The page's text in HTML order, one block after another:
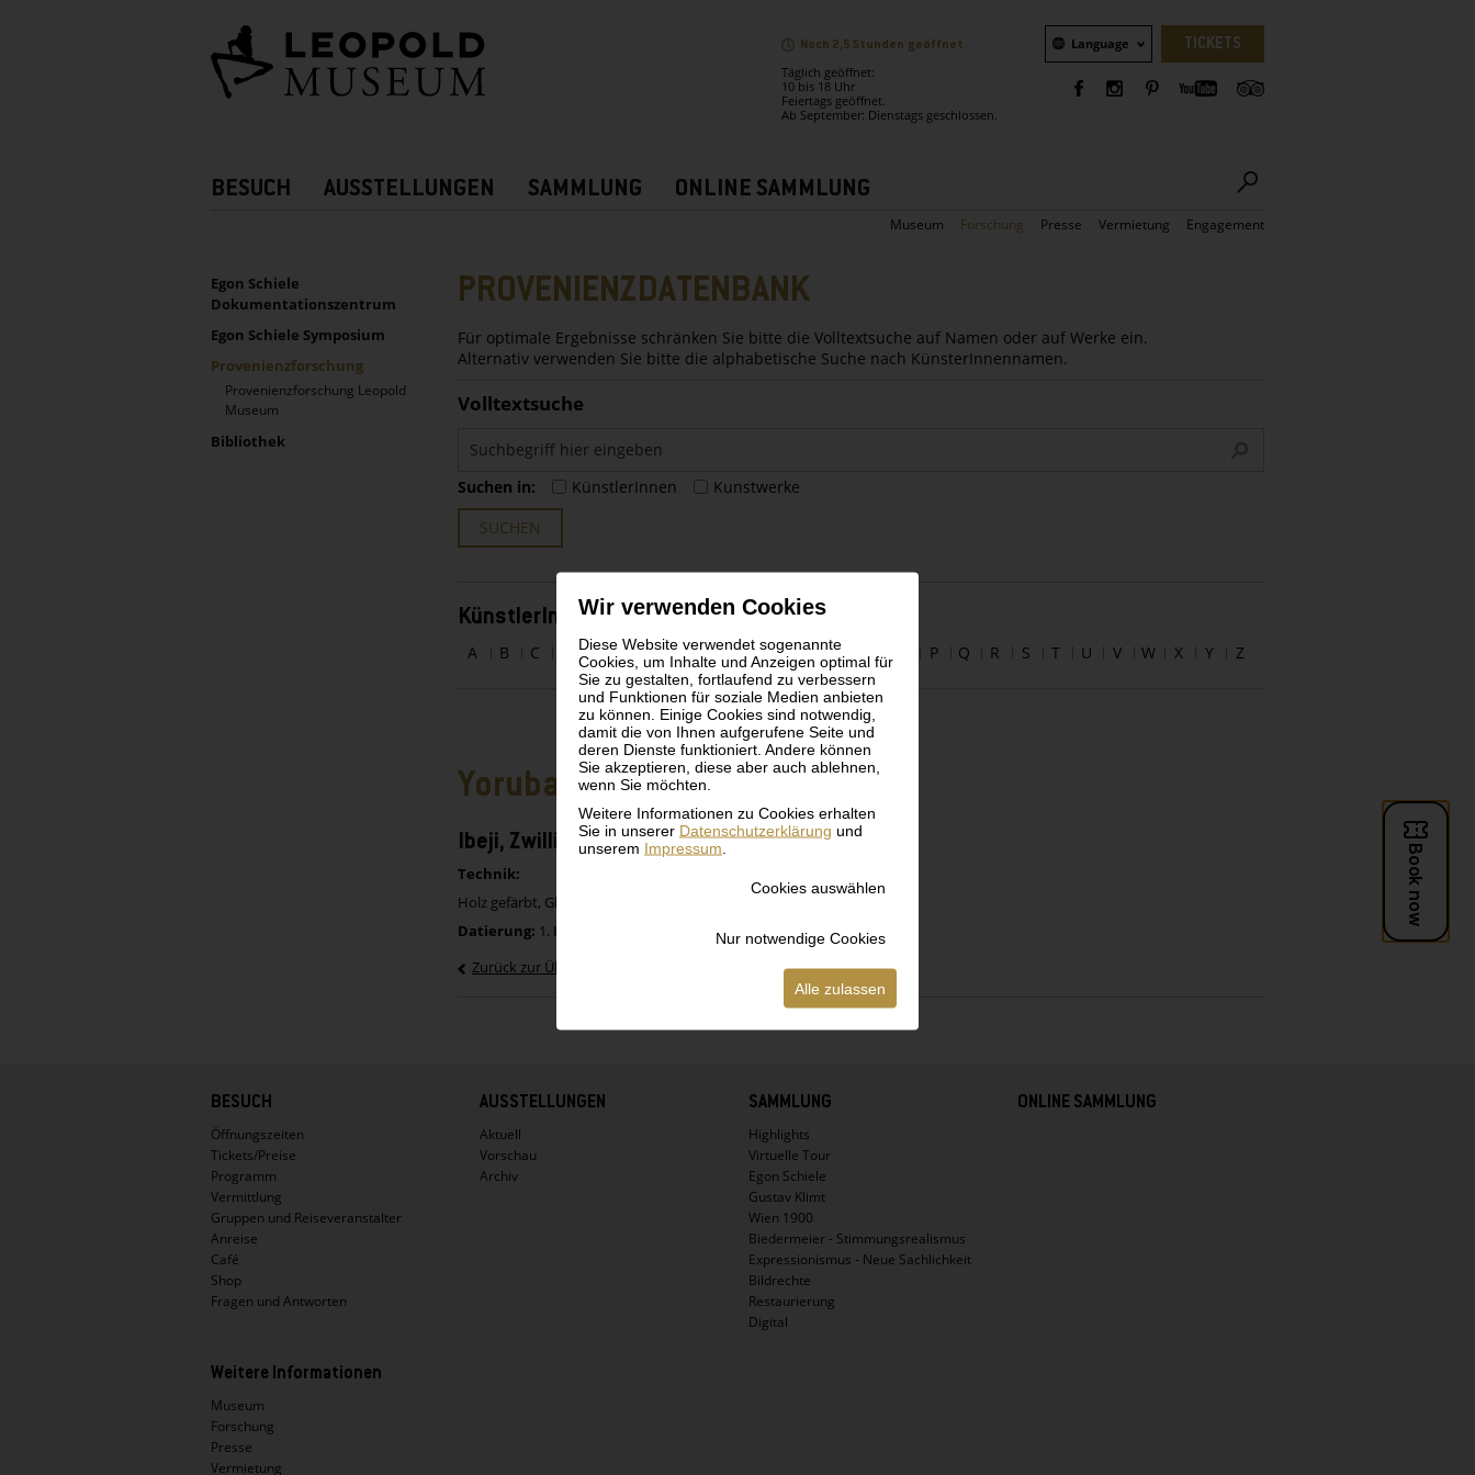
Wir verwenden Cookies
Diese Website verwendet sogenannte
Cookies, um Inhalte und Anzeigen optimal für
Sie zu gestalten, fortlaufend zu verbessern
und Funktionen für soziale Medien anbieten
zu können. Einige Cookies sind notwendig,
damit die von Ihnen aufgerufene Seite und
deren Dienste funktioniert. Andere können
Sie akzeptieren, diese aber auch ablehnen,
wenn Sie möchten.
Weitere Informationen zu Cookies erhalten
Sie in unserer Datenschutzerklärung und
unserem Impressum
Cookies auswählen
Nur notwendige Cookies
Alle zulassen
Noch 2,5 Stunden geöffnet.
Täglich geöffnet:
10 bis 18 Uhr
Feiertags geöffnet.
Ab September: Dienstags geschlossen.
Sprachauswahl
Language TICKETS
Hauptnavigation
BESUCH AUSSTELLUNGEN SAMMLUNG ONLINE SAMMLUNG
Museum Forschung Presse Vermietung Engagement
Sidebar
UNTERNAVIGATION
Egon Schiele
Dokumentationszentrum
Egon Schiele Symposium
Provenienzforschung
Provenienzforschung Leopold
Museum
Bibliothek
PROVENIENZDATENBANK
Für optimale Ergebnisse schränken Sie bitte die Volltextsuche auf Namen oder auf Werke ein.
Alternativ verwenden Sie bitte die alphabetische Suche nach KünsterInnennamen.
Volltextsuche
Suchen in: KünstlerInnen
Kunstwerke
SUCHEN
KünstlerInnen alphabetisch
A B C E F G H I J K L M N P Q R S T U V W X Y Z
Yoruba, Nigeria
Ibeji, Zwillingsfigur, männlich
Technik:
Holz gefärbt, Glasperlen
Datierung: 1. Hälfte 20 Jh.
Zurück zur Übersicht
BESUCH
Öffnungszeiten
Tickets/Preise
Programm
Vermittlung
Gruppen und Reiseveranstalter
Anreise
Café
Shop
Fragen und Antworten
AUSSTELLUNGEN
Aktuell
Vorschau
Archiv
SAMMLUNG
Highlights
Virtuelle Tour
Egon Schiele
Gustav Klimt
Wien 1900
Biedermeier - Stimmungsrealismus
Expressionismus - Neue Sachlichkeit
Bildrechte
Restaurierung
Digital
ONLINE SAMMLUNG
Weitere Informationen
Museum
Forschung
Presse
Vermietung